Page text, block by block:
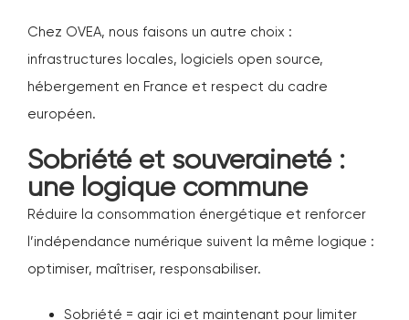
Chez OVEA, nous faisons un autre choix :
infrastructures locales, logiciels open source,
hébergement en France et respect du cadre
européen.
Sobriété et souveraineté :
une logique commune
Réduire la consommation énergétique et renforcer
l’indépendance numérique suivent la même logique :
optimiser, maîtriser, responsabiliser.
Sobriété = agir ici et maintenant pour limiter